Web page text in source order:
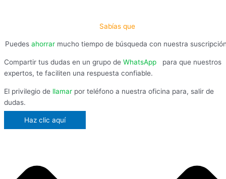
Sabías que
Puedes ahorrar mucho tiempo de búsqueda con nuestra
Compartir tus dudas en un grupo de WhatsApp
para que nuestros
expertos, te faciliten una respuesta confiable.
El privilegio de llamar por teléfono a nuestra oficina para, salir de
dudas.
Haz clic aquí